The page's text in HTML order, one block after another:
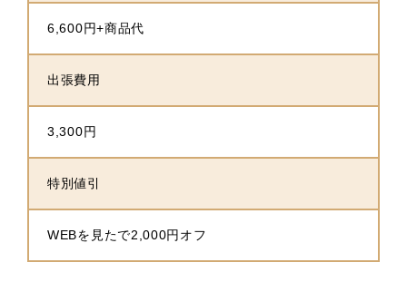
6,600円+商品代
出張費用
3,300円
特別値引
WEBを見たで2,000円オフ